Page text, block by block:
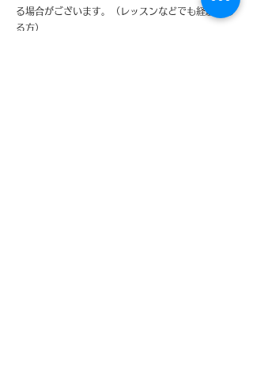
る場合がございます。（レッスンなどでも経験のあ
る方）